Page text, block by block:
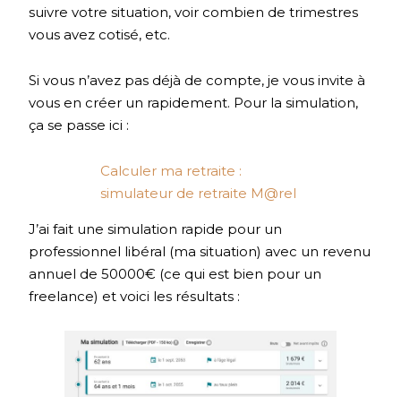
suivre votre situation, voir combien de trimestres
vous avez cotisé, etc.
Si vous n’avez pas déjà de compte, je vous invite à
vous en créer un rapidement. Pour la simulation,
ça se passe ici :
Calculer ma retraite :
simulateur de retraite M@rel
J’ai fait une simulation rapide pour un
professionnel libéral (ma situation) avec un revenu
annuel de 50000€ (ce qui est bien pour un
freelance) et voici les résultats :